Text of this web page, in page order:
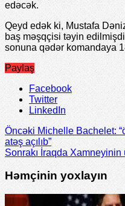
edəcək.
Qeyd edək ki, Mustafa
baş məşqçisi təyin
sonuna qədər komandaya
Paylaş
Facebook
Twitter
LinkedIn
ÖncəkiMichelle Bachelet:
atəş açılıb”
Sonrakıİraqda Xamneyinin
Həmçinin yoxlayın